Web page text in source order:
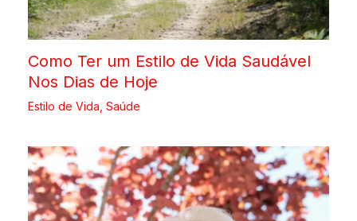
Como Ter um Estilo de Vida Saudável
Nos Dias de Hoje
Estilo de Vida Saúde